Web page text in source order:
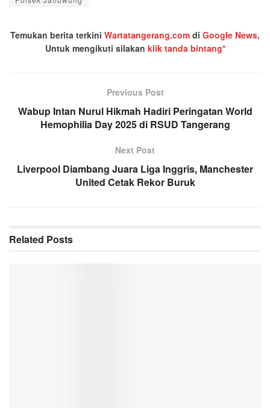
Temukan berita terkini Wartatangerang.com di Google News.
Untuk mengikuti silakan klik tanda bintang*
Previous Post
Wabup Intan Nurul Hikmah Hadiri Peringatan World
Hemophilia Day 2025 di RSUD Tangerang
Next Post
Liverpool Diambang Juara Liga Inggris, Manchester
United Cetak Rekor Buruk
Related Posts